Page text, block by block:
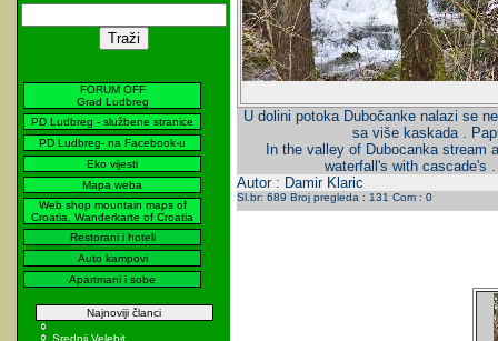
FORUM OFF
Grad Ludbreg
PD Ludbreg - službene stranice
PD Ludbreg- na Facebook-u
Eko vijesti
Mapa weba
Web shop mountain maps of
Croatia, Wanderkarte of Croatia
Restorani i hoteli
Auto kampovi
Apartmani i sobe
Najnoviji članci
Srednji Velebit
U dolini potoka Dubočanke nalazi se
sa više kaskada .
In the valley of Dubocanka stream
waterfall's with cascade's
Autor : Damir Klaric
Sl.br: 689 Broj pregleda : 131 Com : 0